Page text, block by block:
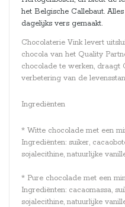
het Belgische Callebaut.
dagelijks vers gemaakt.
Chocolaterie Vink levert
chocola van het Quality
chocolade te werken, draagt
verbetering van de
Ingrediënten
* Witte chocolade met een
Ingrediënten: suiker,
sojalecithine, natuurlijke
* Pure chocolade met een
Ingrediënten: cacaomassa,
sojalecithine, natuurlijke